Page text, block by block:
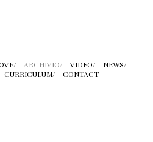
ARCHIVIO/ VIDEO/
NEWS/
CURRICULUM/ CONTACT